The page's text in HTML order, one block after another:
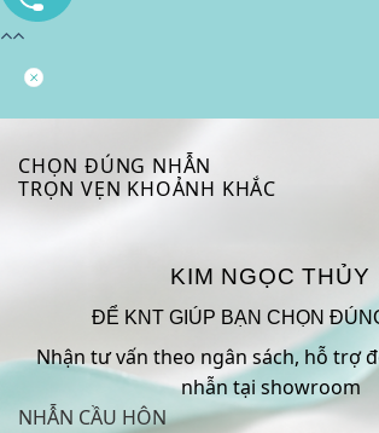
CHỌN ĐÚNG NHẪN
TRỌN VẸN KHOẢNH KHẮC
KIM NGỌC THỦY
ĐỂ KNT GIÚP BẠN CHỌN
Nhận tư vấn theo ngân sách, hỗ trợ
nhẫn tại showroom
NHẪN CẦU HÔN